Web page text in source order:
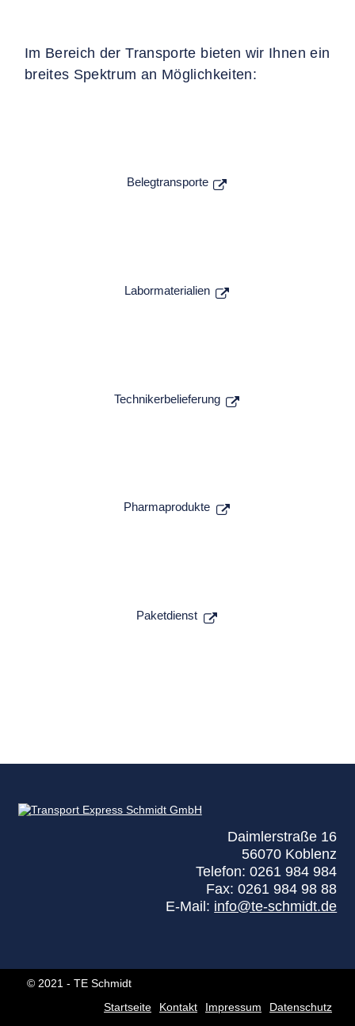
Im Bereich der Transporte bieten wir Ihnen ein
breites Spektrum an Möglichkeiten:
Belegtransporte
Labormaterialien
Technikerbelieferung
Pharmaprodukte
Paketdienst
Daimlerstraße 16
56070 Koblenz
Telefon: 0261 984 984
Fax: 0261 984 98 88
E-Mail: info@te-schmidt.de
© 2021 - TE Schmidt
Startseite
Kontakt Impressum Datenschutz